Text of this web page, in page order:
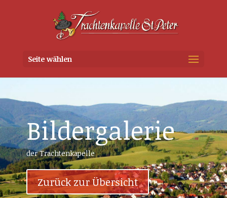
Seite wählen
Bildergalerie
der Trachtenkapelle
Zurück zur Übersicht